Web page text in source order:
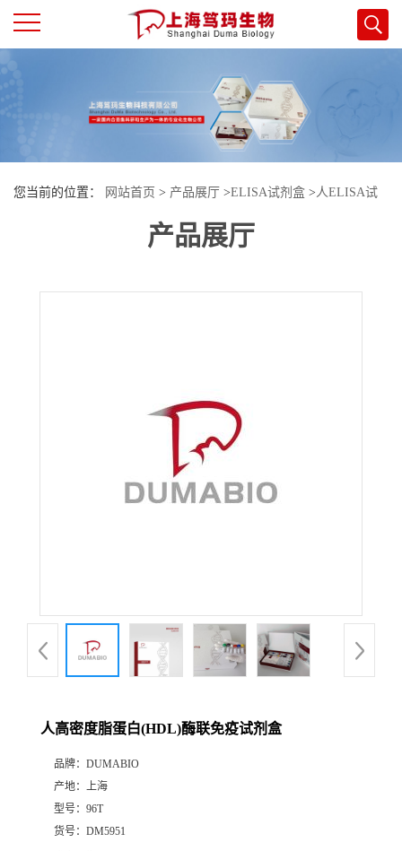
页
司
品
您当前的位置： 网站首页 > 产品展厅 >ELISA试剂盒 >人ELISA试
人高密度脂蛋白(HDL)酶联免疫试剂盒
产品展厅
人高密度脂蛋白(HDL)酶联免疫试剂盒
品牌： DUMABIO
产地： 上海
型号： 96T
货号： DM5951